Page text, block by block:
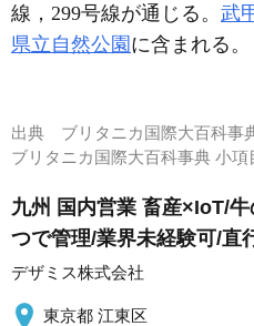
線，299号線が通じる。 武
県立自然公園に含まれる。
出典 ブリタニカ国際大百科事
ブリタニカ国際大百科事典 小
九州 国内営業 畜産×IoT/
つで管理/業界未経験可/直
デザミス株式会社
東京都 江東区